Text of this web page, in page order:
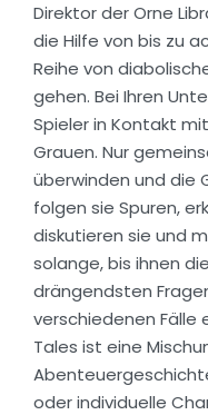
Direktor der Orne
die Hilfe von bis zu
Reihe von
gehen. Bei Ihren
Spieler in Kontakt
Grauen. Nur
überwinden und die
folgen sie Spuren,
diskutieren sie und
solange, bis ihnen
drängendsten
verschiedenen Fälle
Tales ist eine
oder individuelle